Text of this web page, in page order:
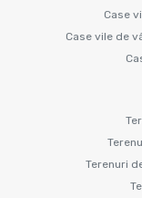
Case
Case vile de
Terenuri